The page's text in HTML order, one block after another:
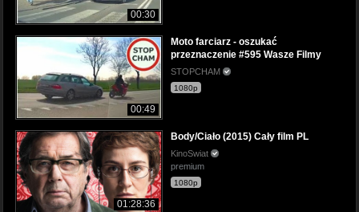
00:30
00:49
Moto farciarz - oszukać
przeznaczenie #595 Wasze Filmy
STOPCHAM
1080p
01:28:36
Body/Ciało (2015) Cały film PL
KinoSwiat
premium
1080p